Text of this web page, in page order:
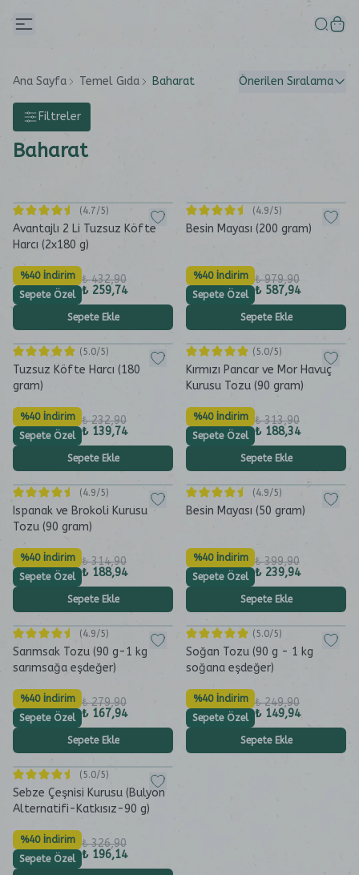
Ana Sayfa Temel Gıda Baharat Önerilen Sıralama
Filtreler
Baharat
(4.7/5)
Avantajlı 2 Li Tuzsuz Köfte
Harcı (2x180 g)
%40 İndirim
Sepete Özel
₺ 432,90
₺ 259,74
Sepete Ekle
(4.9/5)
Besin Mayası (200 gram)
%40 İndirim
Sepete Özel
₺ 979,90
₺ 587,94
Sepete Ekle
(5.0/5)
Tuzsuz Köfte Harcı (180
gram)
%40 İndirim
Sepete Özel
₺ 232,90
₺ 139,74
Sepete Ekle
(5.0/5)
Kırmızı Pancar ve Mor Havuç
Kurusu Tozu (90 gram)
%40 İndirim
Sepete Özel
₺ 313,90
₺ 188,34
Sepete Ekle
(4.9/5)
Ispanak ve Brokoli Kurusu
Tozu (90 gram)
%40 İndirim
Sepete Özel
₺ 314,90
₺ 188,94
Sepete Ekle
(4.9/5)
Besin Mayası (50 gram)
%40 İndirim
Sepete Özel
₺ 399,90
₺ 239,94
Sepete Ekle
(4.9/5)
Sarımsak Tozu (90 g-1 kg
sarımsağa eşdeğer)
%40 İndirim
Sepete Özel
₺ 279,90
₺ 167,94
Sepete Ekle
(5.0/5)
Soğan Tozu (90 g - 1 kg
soğana eşdeğer)
%40 İndirim
Sepete Özel
₺ 249,90
₺ 149,94
Sepete Ekle
(5.0/5)
Sebze Çeşnisi Kurusu (Bulyon
Alternatifi-Katkısız-90 g)
%40 İndirim
Sepete Özel
₺ 326,90
₺ 196,14